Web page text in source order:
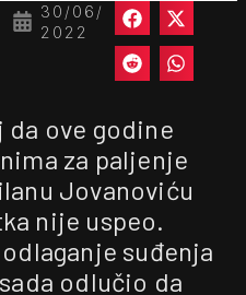
30/06/
2022
ove godine
za paljenje
Jovanoviću
nije uspeo.
suđenja
odlučio da